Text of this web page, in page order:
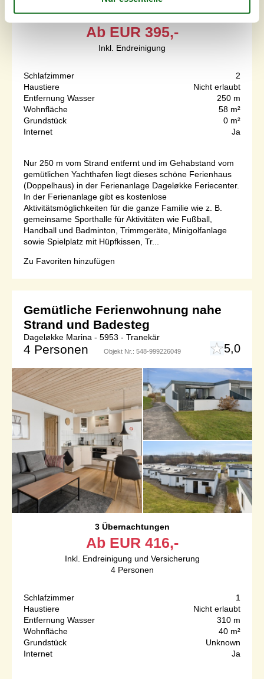
3 Übernachtungen
Ab EUR 395,-
Inkl. Endreinigung
Schlafzimmer
2
Haustiere
Nicht erlaubt
Entfernung Wasser
250 m
Wohnfläche
58 m²
Grundstück
0 m²
Internet
Ja
Nur 250 m vom Strand entfernt und im Gehabstand vom
gemütlichen Yachthafen liegt dieses schöne Ferienhaus
(Doppelhaus) in der Ferienanlage Dageløkke Feriecenter.
In der Ferienanlage gibt es kostenlose
Aktivitätsmöglichkeiten für die ganze Familie wie z. B.
gemeinsame Sporthalle für Aktivitäten wie Fußball,
Handball und Badminton, Trimmgeräte, Minigolfanlage
sowie Spielplatz mit Hüpfkissen, Tr...
Zu Favoriten hinzufügen
Gemütliche Ferienwohnung nahe
Strand und Badesteg
Dageløkke Marina - 5953 - Tranekär
4 Personen Objekt Nr.: 548-999226049 5,0
3 Übernachtungen
Ab EUR 416,-
Inkl. Endreinigung und Versicherung
4 Personen
Schlafzimmer
1
Haustiere
Nicht erlaubt
Entfernung Wasser
310 m
Wohnfläche
40 m²
Grundstück
Unknown
Internet
Ja